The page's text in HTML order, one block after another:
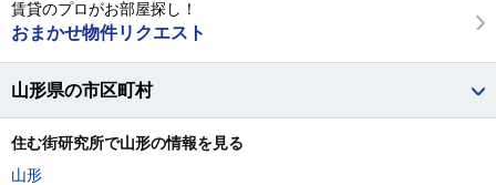
賃貸のプロがお部屋探し！
おまかせ物件リクエスト
山形県の市区町村
住む街研究所で山形の情報を見る
山形